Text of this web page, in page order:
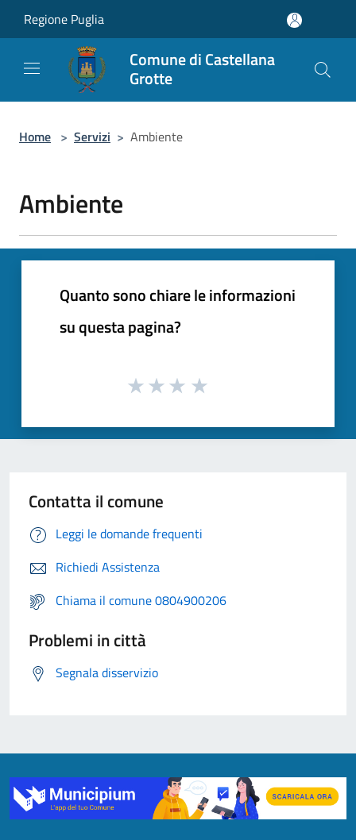
Regione Puglia
Comune di Castellana
Grotte
Home > Servizi > Ambiente
Ambiente
Quanto sono chiare le informazioni
su questa pagina?
Contatta il comune
Leggi le domande frequenti
Richiedi Assistenza
Chiama il comune 0804900206
Problemi in città
Segnala disservizio